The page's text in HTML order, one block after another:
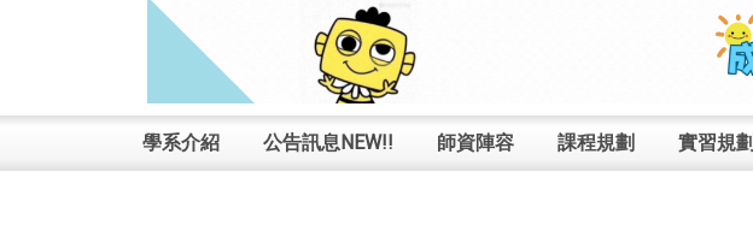
學系介紹 公告訊息NEW!! 師資陣容 課程規劃 實習規劃